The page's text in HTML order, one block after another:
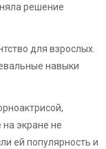
решение
для взрослых.
навыки
экране не
ей популярность и